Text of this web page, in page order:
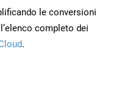
le conversioni
completo dei
.